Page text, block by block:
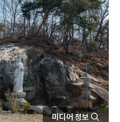
미디어 정보